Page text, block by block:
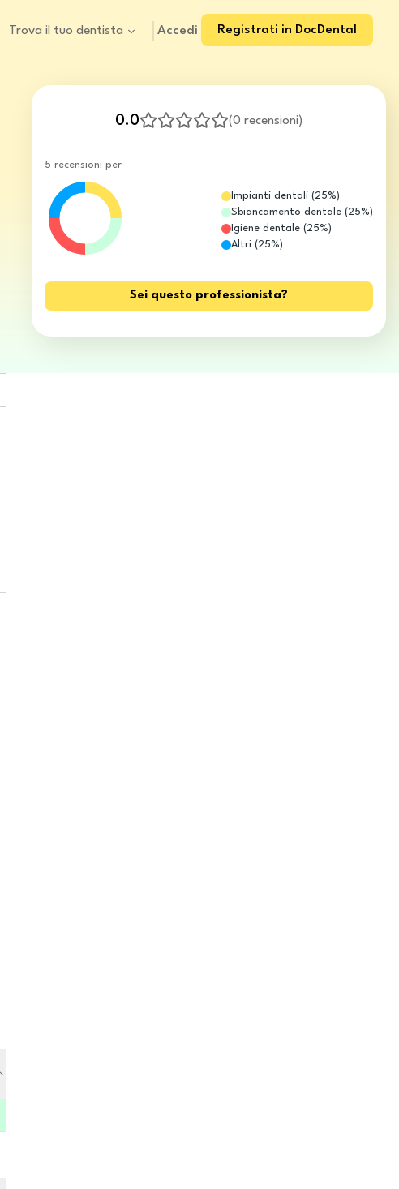
Trova il tuo dentista Accedi Registrati in DocDental
0.0 (0 recensioni)
5 recensioni per
Impianti dentali(25%)
Sbiancamento dentale(25%)
Igiene dentale(25%)
Altri(25%)
Sei questo professionista?